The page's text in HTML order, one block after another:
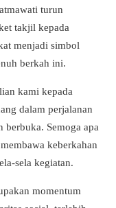
turun
takjil kepada
menjadi simbol
berkah ini.
kami kepada
dalam perjalanan
berbuka. Semoga apa
keberkahan
sela kegiatan.
momentum